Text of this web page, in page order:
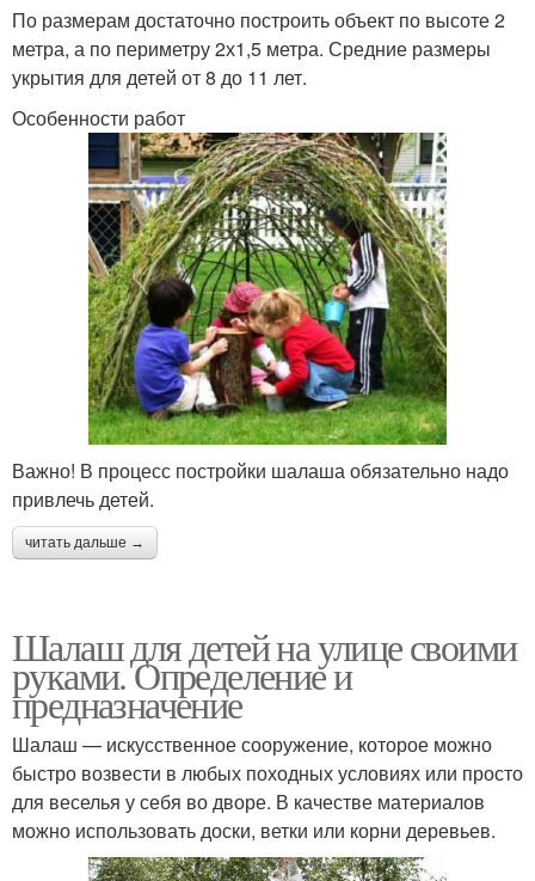
По размерам достаточно построить объект по высоте 2
метра, а по периметру 2х1,5 метра. Средние размеры
укрытия для детей от 8 до 11 лет.
Особенности работ
Важно! В процесс постройки шалаша обязательно надо
привлечь детей.
читать дальше →
Шалаш для детей на улице своими
руками. Определение и
предназначение
Шалаш — искусственное сооружение, которое можно
быстро возвести в любых походных условиях или просто
для веселья у себя во дворе. В качестве материалов
можно использовать доски, ветки или корни деревьев.